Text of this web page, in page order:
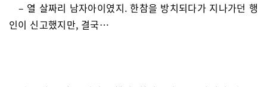
– 열 살짜리 남자아이였지. 한참을 방치되다가 지나가던 행
인이 신고했지만, 결국…